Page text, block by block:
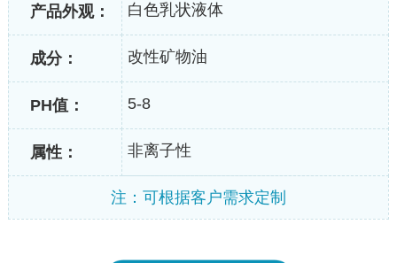
产品外观： 白色乳状液体
成分： 改性矿物油
PH值： 5-8
属性： 非离子性
注：可根据客户需求定制